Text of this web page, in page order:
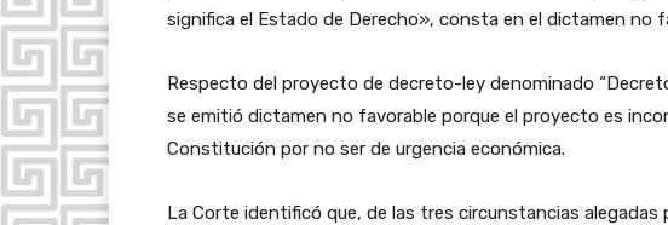
significa el Estado de Derecho», consta en el dictamen no
Respecto del proyecto de decreto-ley denominado
se emitió dictamen no favorable porque el proyecto es
Constitución por no ser de urgencia económica.
La Corte identificó que, de las tres circunstancias